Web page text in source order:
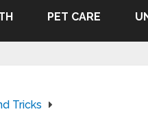
PET CARE
Tricks